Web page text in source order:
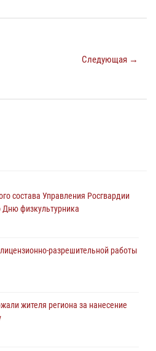
Следующая →
состава Управления Росгвардии
физкультурника
разрешительной работы
жителя региона за нанесение